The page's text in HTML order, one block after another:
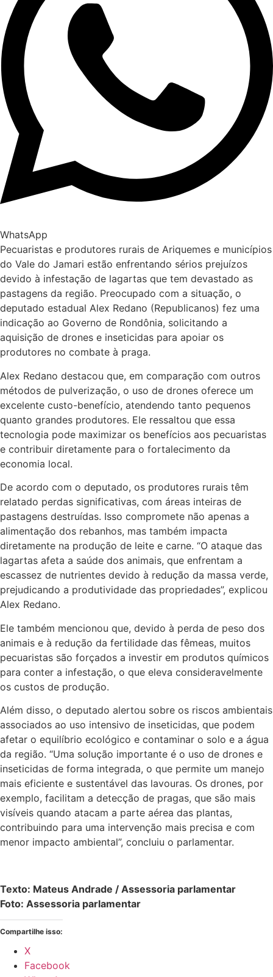
WhatsApp
Pecuaristas e produtores rurais de Ariquemes e municípios
do Vale do Jamari estão enfrentando sérios prejuízos
devido à infestação de lagartas que tem devastado as
pastagens da região. Preocupado com a situação, o
deputado estadual Alex Redano (Republicanos) fez uma
indicação ao Governo de Rondônia, solicitando a
aquisição de drones e inseticidas para apoiar os
produtores no combate à praga.
Alex Redano destacou que, em comparação com outros
métodos de pulverização, o uso de drones oferece um
excelente custo-benefício, atendendo tanto pequenos
quanto grandes produtores. Ele ressaltou que essa
tecnologia pode maximizar os benefícios aos pecuaristas
e contribuir diretamente para o fortalecimento da
economia local.
De acordo com o deputado, os produtores rurais têm
relatado perdas significativas, com áreas inteiras de
pastagens destruídas. Isso compromete não apenas a
alimentação dos rebanhos, mas também impacta
diretamente na produção de leite e carne. “O ataque das
lagartas afeta a saúde dos animais, que enfrentam a
escassez de nutrientes devido à redução da massa verde,
prejudicando a produtividade das propriedades”, explicou
Alex Redano.
Ele também mencionou que, devido à perda de peso dos
animais e à redução da fertilidade das fêmeas, muitos
pecuaristas são forçados a investir em produtos químicos
para conter a infestação, o que eleva consideravelmente
os custos de produção.
Além disso, o deputado alertou sobre os riscos ambientais
associados ao uso intensivo de inseticidas, que podem
afetar o equilíbrio ecológico e contaminar o solo e a água
da região. “Uma solução importante é o uso de drones e
inseticidas de forma integrada, o que permite um manejo
mais eficiente e sustentável das lavouras. Os drones, por
exemplo, facilitam a detecção de pragas, que são mais
visíveis quando atacam a parte aérea das plantas,
contribuindo para uma intervenção mais precisa e com
menor impacto ambiental”, concluiu o parlamentar.
Texto: Mateus Andrade / Assessoria parlamentar
Foto: Assessoria parlamentar
Compartilhe isso:
X
Facebook